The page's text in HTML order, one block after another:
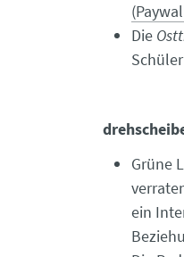
Die
Grüne
ein